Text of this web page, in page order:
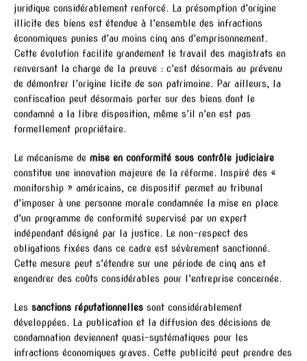
juridique considérablement renforcé. La présomption d’origine
illicite des biens est étendue à l’ensemble des infractions
économiques punies d’au moins cinq ans d’emprisonnement.
Cette évolution facilite grandement le travail des magistrats en
renversant la charge de la preuve : c’est désormais au prévenu
de démontrer l’origine licite de son patrimoine. Par ailleurs, la
confiscation peut désormais porter sur des biens dont le
condamné a la libre disposition, même s’il n’en est pas
formellement propriétaire.
Le mécanisme de mise en conformité sous contrôle judiciaire
constitue une innovation majeure de la réforme. Inspiré des «
monitorship » américains, ce dispositif permet au tribunal
d’imposer à une personne morale condamnée la mise en place
d’un programme de conformité supervisé par un expert
indépendant désigné par la justice. Le non-respect des
obligations fixées dans ce cadre est sévèrement sanctionné.
Cette mesure peut s’étendre sur une période de cinq ans et
engendrer des coûts considérables pour l’entreprise concernée.
Les sanctions réputationnelles sont considérablement
développées. La publication et la diffusion des décisions de
condamnation deviennent quasi-systématiques pour les
infractions économiques graves. Cette publicité peut prendre des